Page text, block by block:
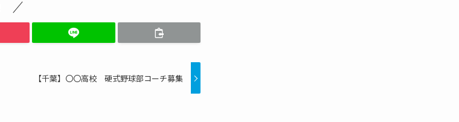
【千葉】〇〇高校 硬式野球部コーチ募集